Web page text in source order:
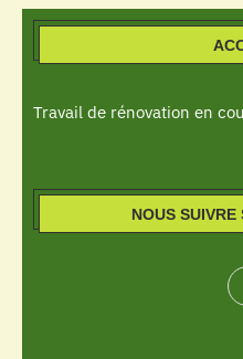
Travail de rénovation en
NOUS